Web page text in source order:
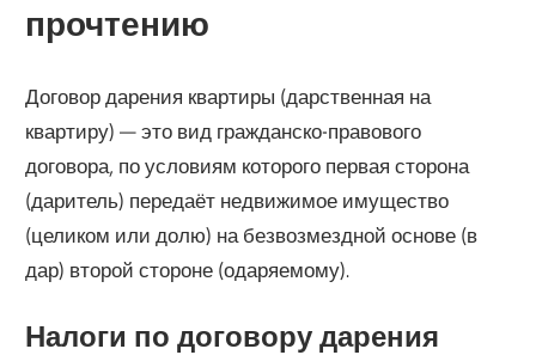
прочтению
Договор дарения квартиры (дарственная на
квартиру) — это вид гражданско-правового
договора, по условиям которого первая сторона
(даритель) передаёт недвижимое имущество
(целиком или долю) на безвозмездной основе (в
дар) второй стороне (одаряемому).
Налоги по договору дарения